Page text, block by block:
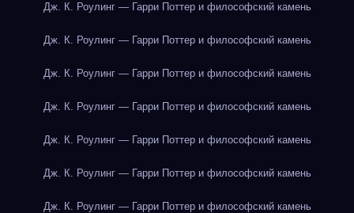
Дж. К. Роулинг — Гарри Поттер и философский камень
Дж. К. Роулинг — Гарри Поттер и философский камень
Дж. К. Роулинг — Гарри Поттер и философский камень
Дж. К. Роулинг — Гарри Поттер и философский камень
Дж. К. Роулинг — Гарри Поттер и философский камень
Дж. К. Роулинг — Гарри Поттер и философский камень
Дж. К. Роулинг — Гарри Поттер и философский камень